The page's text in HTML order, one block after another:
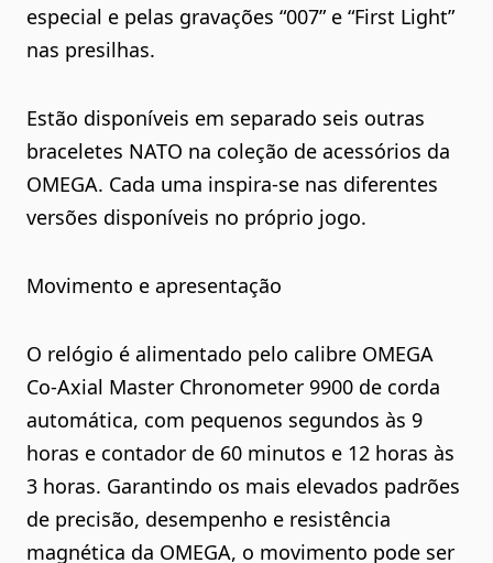
especial e pelas gravações “007” e “First Light”
nas presilhas.
Estão disponíveis em separado seis outras
braceletes NATO na coleção de acessórios da
OMEGA. Cada uma inspira-se nas diferentes
versões disponíveis no próprio jogo.
Movimento e apresentação
O relógio é alimentado pelo calibre OMEGA
Co-Axial Master Chronometer 9900 de corda
automática, com pequenos segundos às 9
horas e contador de 60 minutos e 12 horas às
3 horas. Garantindo os mais elevados padrões
de precisão, desempenho e resistência
magnética da OMEGA, o movimento pode ser